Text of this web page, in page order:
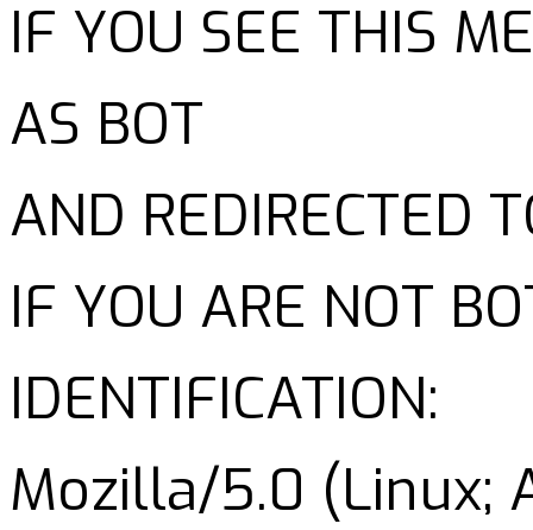
IF YOU SEE THIS
AS BOT
AND REDIRECTED
IF YOU ARE NOT
IDENTIFICATION:
Mozilla/5.0 (Linux;